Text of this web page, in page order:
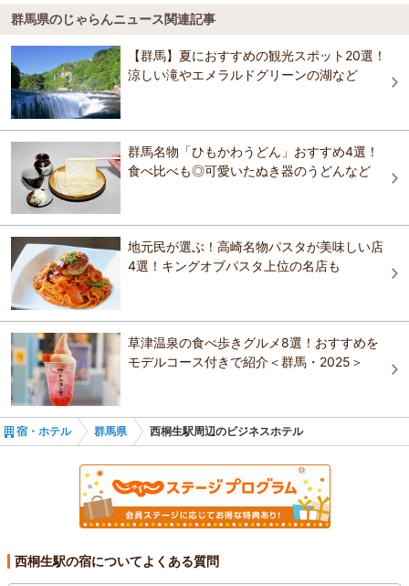
桐生駅 にごり湯の宿 赤城温泉ホテル
にごり湯の宿 赤城温泉ホテル
赤城温泉 御宿総本家
赤城白樺牧場
群馬県赤城山にある、レンゲつつじの名所。
おすすめの観光スポットガイドを見る
群馬県のじゃらんニュース関連記事
【群馬】夏におすすめの観光スポット20選！
涼しい滝やエメラルドグリーンの湖など
群馬名物「ひもかわうどん」おすすめ4選！
食べ比べも◎可愛いたぬき器のうどんなど
地元民が選ぶ！高崎名物パスタが美味しい店
4選！キングオブパスタ上位の名店も
草津温泉の食べ歩きグルメ8選！おすすめを
モデルコース付きで紹介＜群馬・2025＞
宿・ホテル 群馬県 西桐生駅周辺のビジネスホテル
西桐生駅の宿についてよくある質問